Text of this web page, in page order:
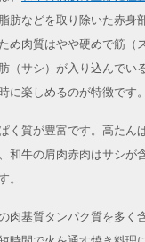
肪などを取り除いた赤身
め肉質はやや硬めで筋（
（サシ）が入り込んでい
に楽しめるのが特徴です。
く質が豊富です。高たん
和牛の肩肉赤肉はサシが
。
肉基質タンパク質を多く